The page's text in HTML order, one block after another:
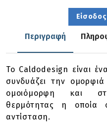
Περιγραφή
Το Caldodesign είναι
συνδυάζει την
ομοιόμορφη και
θερμότητας η οποία
αντίσταση.